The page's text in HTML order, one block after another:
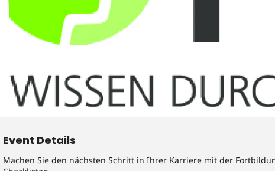
Event Details
Machen Sie den nächsten Schritt in Ihrer Karriere mit der